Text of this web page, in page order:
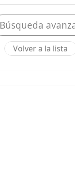
Búsqueda
Volver a la lista